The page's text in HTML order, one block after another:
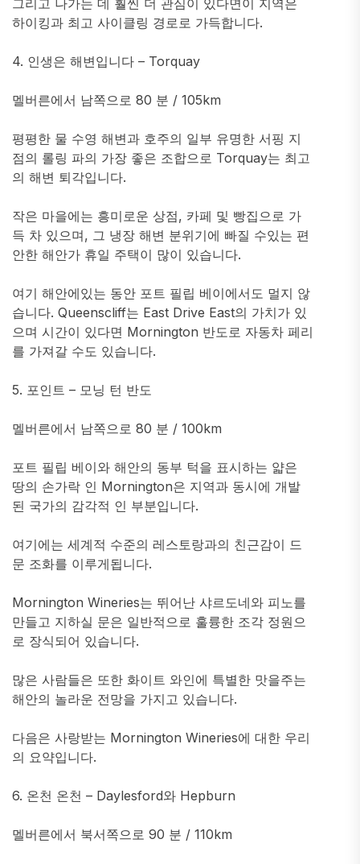
그리고 나가는 데 훨씬 더 관심이 있다면이 지역은
하이킹과 최고 사이클링 경로로 가득합니다.
4. 인생은 해변입니다 – Torquay
멜버른에서 남쪽으로 80 분 / 105km
평평한 물 수영 해변과 호주의 일부 유명한 서핑 지
점의 롤링 파의 가장 좋은 조합으로 Torquay는 최고
의 해변 퇴각입니다.
작은 마을에는 흥미로운 상점, 카페 및 빵집으로 가
득 차 있으며, 그 냉장 해변 분위기에 빠질 수있는 편
안한 해안가 휴일 주택이 많이 있습니다.
여기 해안에있는 동안 포트 필립 베이에서도 멀지 않
습니다. Queenscliff는 East Drive East의 가치가 있
으며 시간이 있다면 Mornington 반도로 자동차 페리
를 가져갈 수도 있습니다.
5. 포인트 – 모닝 턴 반도
멜버른에서 남쪽으로 80 분 / 100km
포트 필립 베이와 해안의 동부 턱을 표시하는 얇은
땅의 손가락 인 Mornington은 지역과 동시에 개발
된 국가의 감각적 인 부분입니다.
여기에는 세계적 수준의 레스토랑과의 친근감이 드
문 조화를 이루게됩니다.
Mornington Wineries는 뛰어난 샤르도네와 피노를
만들고 지하실 문은 일반적으로 훌륭한 조각 정원으
로 장식되어 있습니다.
많은 사람들은 또한 화이트 와인에 특별한 맛을주는
해안의 놀라운 전망을 가지고 있습니다.
다음은 사랑받는 Mornington Wineries에 대한 우리
의 요약입니다.
6. 온천 온천 – Daylesford와 Hepburn
멜버른에서 북서쪽으로 90 분 / 110km